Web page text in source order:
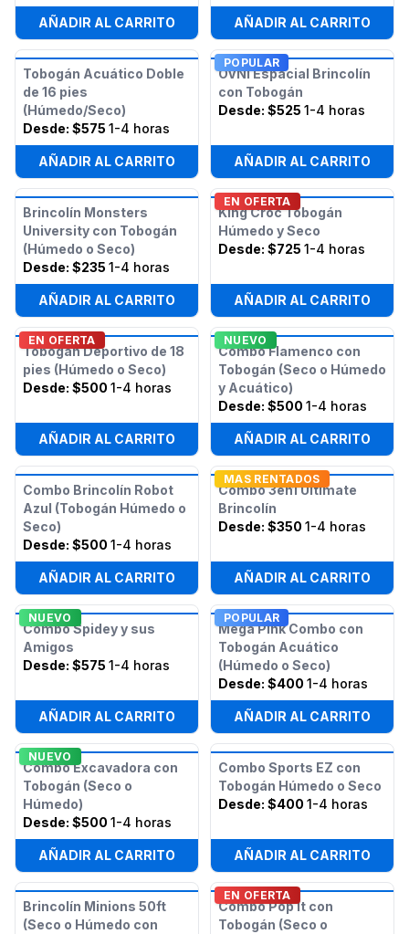
AÑADIR AL CARRITO AÑADIR AL CARRITO
Tobogán Acuático Doble
de 16 pies
(Húmedo/Seco)
Desde: $575 1-4 horas
AÑADIR AL CARRITO
POPULAR
OVNI Espacial Brincolín
con Tobogán
Desde: $525 1-4 horas
AÑADIR AL CARRITO
Brincolín Monsters
University con Tobogán
(Húmedo o Seco)
Desde: $235 1-4 horas
AÑADIR AL CARRITO
EN OFERTA
King Croc Tobogán
Húmedo y Seco
Desde: $725 1-4 horas
AÑADIR AL CARRITO
EN OFERTA
Tobogán Deportivo de 18
pies (Húmedo o Seco)
Desde: $500 1-4 horas
AÑADIR AL CARRITO
NUEVO
Combo Flamenco con
Tobogán (Seco o Húmedo
y Acuático)
Desde: $500 1-4 horas
AÑADIR AL CARRITO
Combo Brincolín Robot
Azul (Tobogán Húmedo o
Seco)
Desde: $500 1-4 horas
AÑADIR AL CARRITO
MAS RENTADOS
Combo 3en1 Ultimate
Brincolín
Desde: $350 1-4 horas
AÑADIR AL CARRITO
NUEVO
Combo Spidey y sus
Amigos
Desde: $575 1-4 horas
AÑADIR AL CARRITO
POPULAR
Mega Pink Combo con
Tobogán Acuático
(Húmedo o Seco)
Desde: $400 1-4 horas
AÑADIR AL CARRITO
NUEVO
Combo Excavadora con
Tobogán (Seco o
Húmedo)
Desde: $500 1-4 horas
AÑADIR AL CARRITO
Combo Sports EZ con
Tobogán Húmedo o Seco
Desde: $400 1-4 horas
AÑADIR AL CARRITO
Brincolín Minions 50ft
(Seco o Húmedo con
EN OFERTA
Combo Pop It con
Tobogán (Seco o